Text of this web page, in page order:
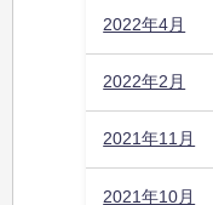
2022年4月
2022年2月
2021年11月
2021年10月